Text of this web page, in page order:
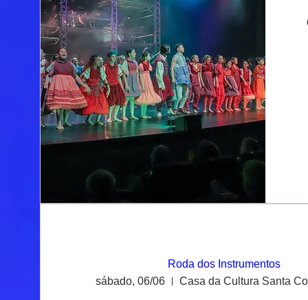
Roda dos Instrumentos
sábado, 06/06
Casa da Cultura Santa